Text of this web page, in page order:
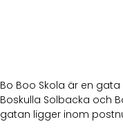
Bo Boo Skola är en
Boskulla Solbacka och
gatan ligger inom